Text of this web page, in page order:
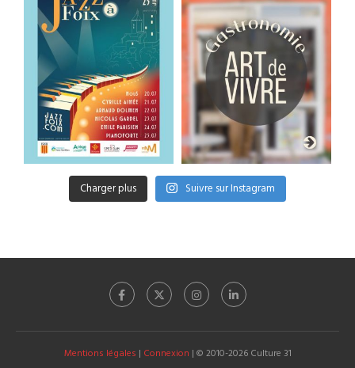
Charger plus Suivre sur Instagram
Mentions légales | Connexion | © 2010-2026 Culture 31